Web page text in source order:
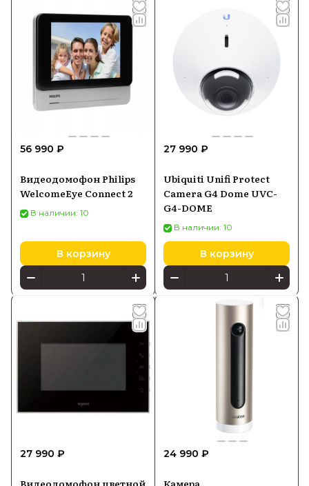
56 990 ₽
Видеодомофон Philips
WelcomeEye Connect 2
В наличии: 10
В корзину
27 990 ₽
Ubiquiti Unifi Protect
Camera G4 Dome UVC-
G4-DOME
В наличии: 10
В корзину
27 990 ₽
Видеодомофон цветной
24 990 ₽
Камера